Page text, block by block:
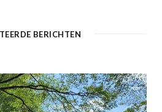
e BERICHTEN